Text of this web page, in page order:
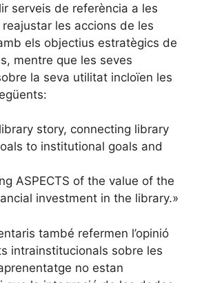
serveis de referència a les
les accions de les
els objectius estratègics de
mentre que les seves
la seva utilitat incloïen les
story, connecting library
to institutional goals and
ASPECTS of the value of the
investment in the library.»
també refermen l’opinió
intrainstitucionals sobre les
no estan